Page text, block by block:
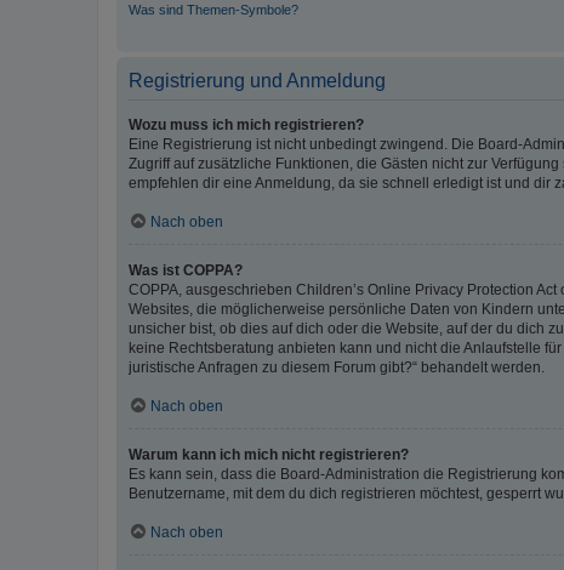
Was sind Themen-Symbole?
Registrierung und Anmeldung
Wozu muss ich mich registrieren?
Eine Registrierung ist nicht unbedingt zwingend. Die Board-
Zugriff auf zusätzliche Funktionen, die Gästen nicht zur
empfehlen dir eine Anmeldung, da sie schnell erledigt ist und dir
Nach oben
Was ist COPPA?
COPPA, ausgeschrieben Children’s Online Privacy Protection
Websites, die möglicherweise persönliche Daten von Kindern
unsicher bist, ob dies auf dich oder die Website, auf der du dich
keine Rechtsberatung anbieten kann und nicht die Anlaufstelle
juristische Anfragen zu diesem Forum gibt?“ behandelt werden.
Nach oben
Warum kann ich mich nicht registrieren?
Es kann sein, dass die Board-Administration die Registrierung
Benutzername, mit dem du dich registrieren möchtest, gesperrt
Nach oben